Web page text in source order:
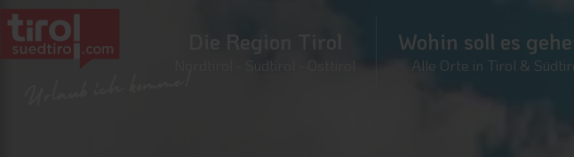
Die Region Tirol
Nordtirol - Südtirol - Osttirol
Wohin soll es
Alle Orte in Tirol &